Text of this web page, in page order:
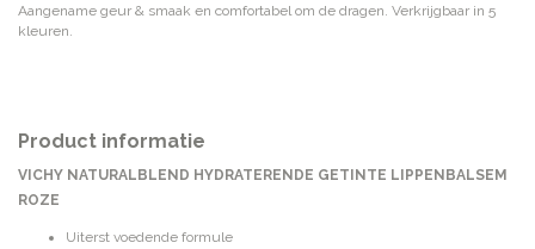
Aangename geur & smaak en comfortabel om de dragen. Verkrijgbaar in 5
kleuren.
Product informatie
VICHY NATURALBLEND HYDRATERENDE GETINTE LIPPENBALSEM
ROZE
Uiterst voedende formule